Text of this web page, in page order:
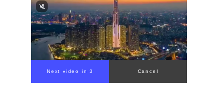
Next video in 1 Cancel